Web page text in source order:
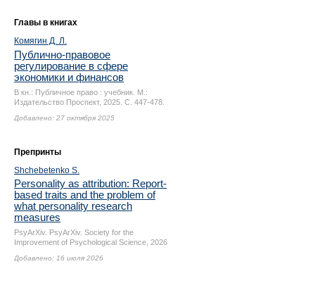
Главы в книгах
Комягин Д. Л.
Публично-правовое
регулирование в сфере
экономики и финансов
В кн.: Публичное право : учебник. М.:
Издательство Проспект, 2025. С. 447-478.
Добавлено: 27 октября 2025
Препринты
Shchebetenko S.
Personality as attribution: Report-
based traits and the problem of
what personality research
measures
PsyArXiv. PsyArXiv. Society for the
Improvement of Psychological Science, 2026
Добавлено: 16 июля 2026